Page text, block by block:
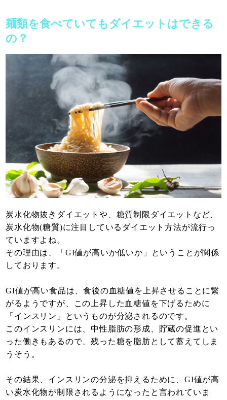
麺類を食べていてもダイエットはできる
の？
炭水化物抜きダイエットや、糖質制限ダイエットなど、
炭水化物(糖質)に注目しているダイエット方法が流行っ
ていますよね。
その理由は、「GI値が高いか低いか」ということが関係
しております。
GI値が高い食品は、食後の血糖値を上昇させることに繋
がるようですが、この上昇した血糖値を下げるために
「インスリン」というものが分泌されるのです。
このインスリンには、中性脂肪の形成、貯蔵の促進とい
った働きもあるので、残った糖を脂肪として蓄えてしま
うそう。
その結果、インスリンの分泌を抑えるために、GI値が高
い炭水化物が制限されるようになったと言われていま